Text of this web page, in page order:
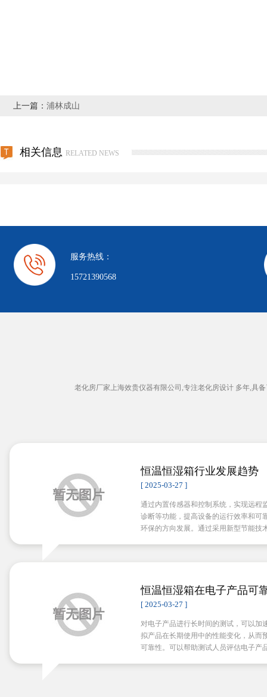
上一篇： 浦林成山
相关信息 RELATED NEWS
服务热线：
15721390568
老化房厂家上海效贵仪器有限公司,专注老化房设计 多年,具
恒温恒湿箱行业发展趋势
[ 2025-03-27 ]
通过内置传感器和控制系统，实现远程
诊断等功能，提高设备的运行效率和可
环保的方向发展。通过采用新型节能技
恒温恒湿箱在电子产品可
键作用
[ 2025-03-27 ]
对电子产品进行长时间的测试，可以加
拟产品在长期使用中的性能变化，从而
可靠性。可以帮助测试人员评估电子产